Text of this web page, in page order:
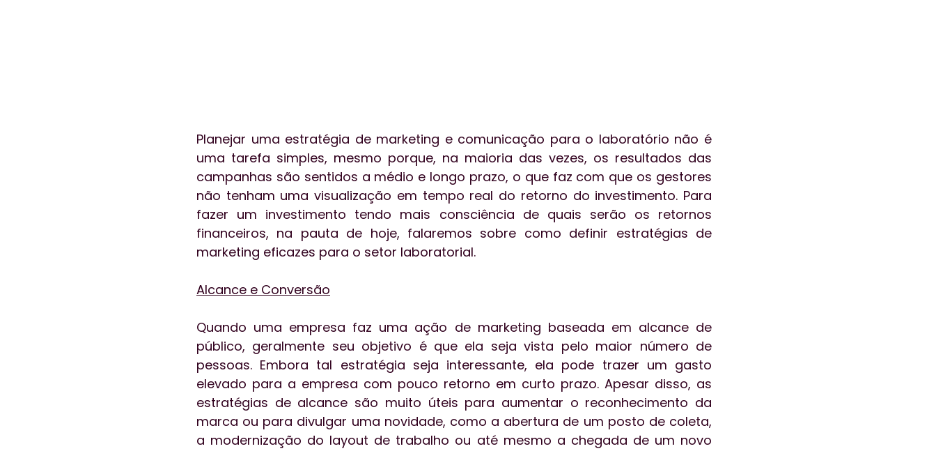
Planejar uma estratégia de marketing e comunicação para o laboratório não é
uma tarefa simples, mesmo porque, na maioria das vezes, os resultados das
campanhas são sentidos a médio e longo prazo, o que faz com que os gestores
não tenham uma visualização em tempo real do retorno do investimento. Para
fazer um investimento tendo mais consciência de quais serão os retornos
financeiros, na pauta de hoje, falaremos sobre como definir estratégias de
marketing eficazes para o setor laboratorial.
Alcance e Conversão
Quando uma empresa faz uma ação de marketing baseada em alcance de
público, geralmente seu objetivo é que ela seja vista pelo maior número de
pessoas. Embora tal estratégia seja interessante, ela pode trazer um gasto
elevado para a empresa com pouco retorno em curto prazo. Apesar disso, as
estratégias de alcance são muito úteis para aumentar o reconhecimento da
marca ou para divulgar uma novidade, como a abertura de um posto de coleta,
a modernização do layout de trabalho ou até mesmo a chegada de um novo